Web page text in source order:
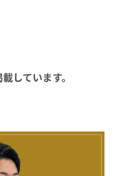
しています。